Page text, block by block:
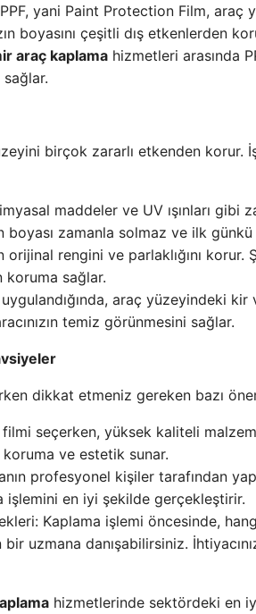
yani Paint Protection Film, araç
boyasını çeşitli dış etkenlerden
araç kaplama hizmetleri arasında
birçok zararlı etkenden korur.
maddeler ve UV ışınları gibi
boyası zamanla solmaz ve ilk günkü
orijinal rengini ve parlaklığını korur.
koruma sağlar.
araç yüzeyindeki
temiz görünmesini sağlar.
dikkat etmeniz gereken bazı
seçerken, yüksek kaliteli
ve estetik sunar.
profesyonel kişiler tarafından
işlemini en iyi şekilde gerçekleştirir.
Kaplama işlemi öncesinde,
uzmana danışabilirsiniz.
hizmetlerinde sektördeki en